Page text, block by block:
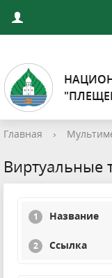
Главная ›
Виртуальные
Название
Ссылка